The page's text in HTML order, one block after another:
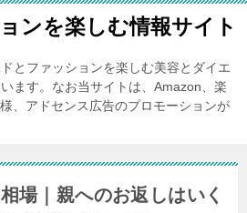
ンを楽しむ情報サイト
とファッションを楽しむ美容とダイエ
ます。なお当サイトは、Amazon、楽
、アドセンス広告のプロモーションが
場｜親へのお返しはいく